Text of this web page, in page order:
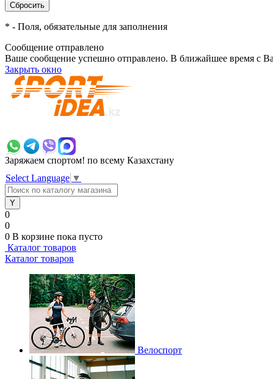
* - Поля, обязательные для заполнения
Сообщение отправлено
Ваше сообщение успешно отправлено. В ближайшее время с
Закрыть окно
Заряжаем спортом! по всему Казахстану
Select Language ▼
0
0
0 В корзине пока пусто
Каталог товаров
Каталог товаров
Велоспорт